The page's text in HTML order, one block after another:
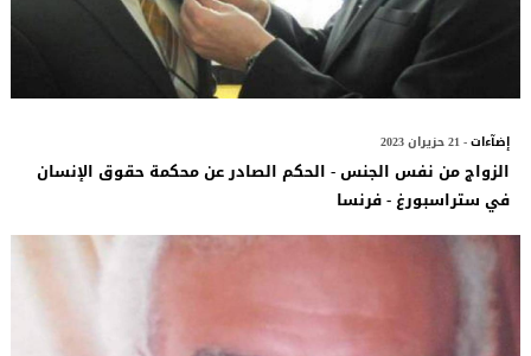
إضآءات- 21 حزيران 2023
الزواج من نفس الجنس - الحكم الصادر عن محكمة حقوق الإنسان
في ستراسبورغ - فرنسا